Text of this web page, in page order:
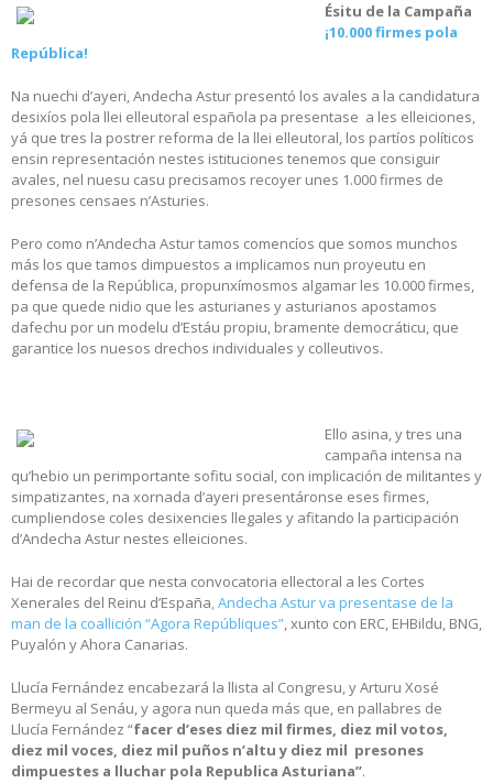
Ésitu de la Campaña
¡10.000 firmes pola
República!
Na nuechi d’ayeri, Andecha Astur presentó los avales a la candidatura
desixíos pola llei elleutoral española pa presentase a les elleiciones,
yá que tres la postrer reforma de la llei elleutoral, los partíos políticos
ensin representación nestes istituciones tenemos que consiguir
avales, nel nuesu casu precisamos recoyer unes 1.000 firmes de
presones censaes n’Asturies.
Pero como n’Andecha Astur tamos comencíos que somos munchos
más los que tamos dimpuestos a implicamos nun proyeutu en
defensa de la República, propunxímosmos algamar les 10.000 firmes,
pa que quede nidio que les asturianes y asturianos apostamos
dafechu por un modelu d’Estáu propiu, bramente democráticu, que
garantice los nuesos drechos individuales y colleutivos.
Ello asina, y tres una
campaña intensa na
qu’hebio un perimportante sofitu social, con implicación de militantes y
simpatizantes, na xornada d’ayeri presentáronse eses firmes,
cumpliendose coles desixencies llegales y afitando la participación
d’Andecha Astur nestes elleiciones.
Hai de recordar que nesta convocatoria ellectoral a les Cortes
Xenerales del Reinu d’España, Andecha Astur va presentase de la
man de la coallición “Agora Repúbliques”, xunto con ERC, EHBildu, BNG,
Puyalón y Ahora Canarias.
Llucía Fernández encabezará la llista al Congresu, y Arturu Xosé
Bermeyu al Senáu, y agora nun queda más que, en pallabres de
Llucía Fernández “facer d’eses diez mil firmes, diez mil votos,
diez mil voces, diez mil puños n’altu y diez mil presones
dimpuestes a lluchar pola Republica Asturiana”.